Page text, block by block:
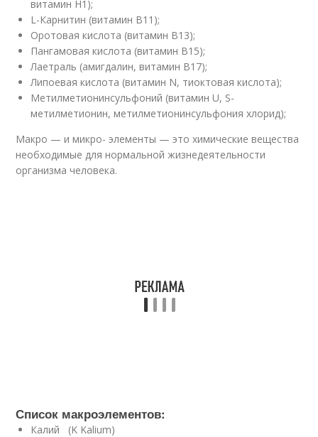
витамин H1);
L-Карнитин (витамин B11);
Оротовая кислота (витамин B13);
Пангамовая кислота (витамин B15);
Лаетраль (амигдалин, витамин B17);
Липоевая кислота (витамин N, тиоктовая кислота);
Метилметионинсульфоний (витамин U, S-
метилметионин, метилметионинсульфония хлорид);
Макро — и микро- элементы — это химические вещества
необходимые для нормальной жизнедеятельности
организма человека.
Список макроэлементов:
Калий (K Kalium)